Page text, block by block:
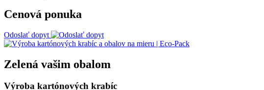
Cenová ponuka
Odoslať dopyt
Zelená vašim obalom
Výroba kartónových krabíc